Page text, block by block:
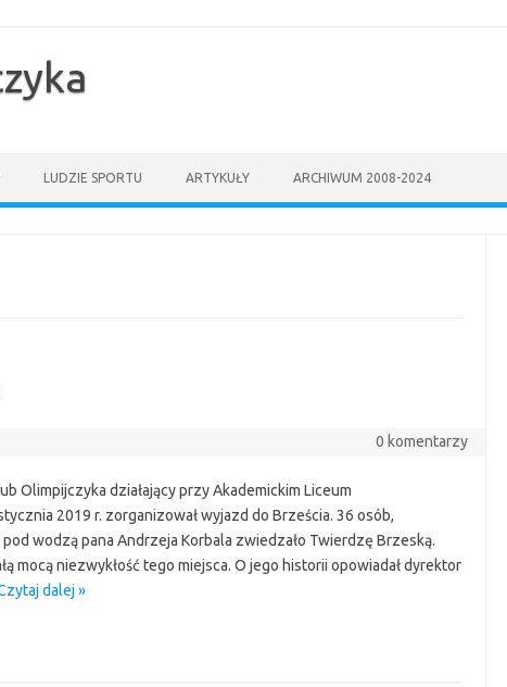
LUDZIE SPORTU ARTYKUŁY ARCHIWUM 2008-2024
0 komentarzy
Olimpijczyka działający przy Akademickim Liceum
2019 r. zorganizował wyjazd do Brześcia. 36 osób,
wodzą pana Andrzeja Korbala zwiedzało Twierdzę Brzeską.
mocą niezwykłość tego miejsca. O jego historii opowiadał dyrektor
dalej »